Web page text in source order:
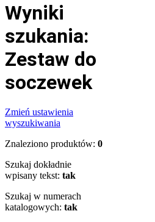
Wyniki
szukania:
Zestaw do
soczewek
Zmień ustawienia
wyszukiwania
Znaleziono produktów: 0
Szukaj dokładnie
wpisany tekst: tak
Szukaj w numerach
katalogowych: tak